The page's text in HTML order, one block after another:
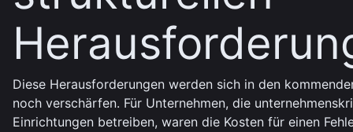
Diese Herausforderungen werden sich in den
noch verschärfen. Für Unternehmen, die
Einrichtungen betreiben, waren die Kosten für einen